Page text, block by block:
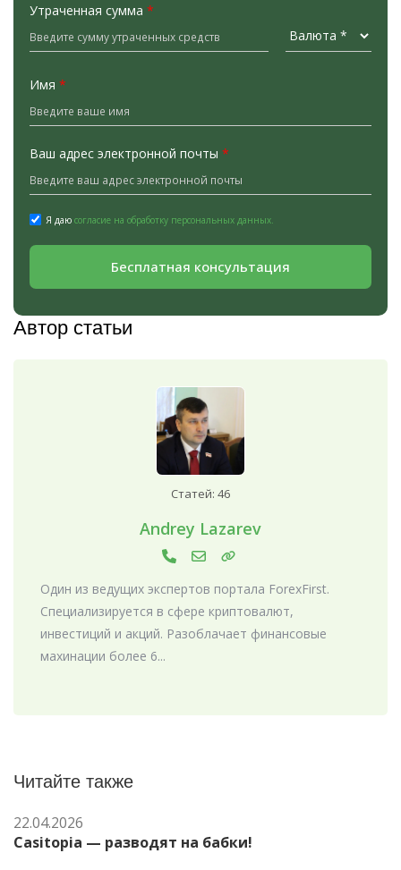
Утраченная сумма *
Имя *
Ваш адрес электронной почты *
Я даю согласие на обработку персональных данных.
Бесплатная консультация
Автор статьи
Статей: 46
Andrey Lazarev
Один из ведущих экспертов портала ForexFirst.
Специализируется в сфере криптовалют,
инвестиций и акций. Разоблачает финансовые
махинации более 6...
Читайте также
22.04.2026
Casitopia — разводят на бабки!